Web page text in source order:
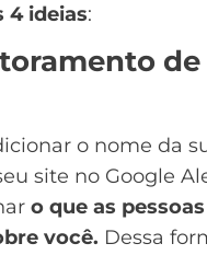
4 ideias:
o nome da
site no Google
o que as
você. Dessa